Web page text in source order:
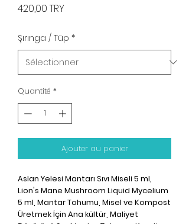
420,00 TRYPrix
Şırınga / Tüp *
Quantité *
Ajouter au panier
Aslan Yelesi Mantarı Sıvı Miseli 5 ml,
Lion's Mane Mushroom Liquid Mycelium
5 ml, Mantar Tohumu, Misel ve Kompost
Üretmek İçin Ana kültür, Maliyet